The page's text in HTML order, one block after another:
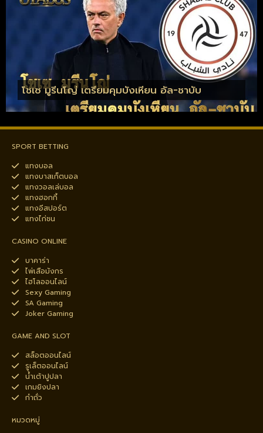
โชเซ มูรีนโญ่ เตรียมคุมบังเหียน อัล-ชาบับ
SPORT BETTING
แทงบอล
แทงบาสเก็ตบอล
แทงวอลเล่บอล
แทงฮอกกี้
แทงอีสปอร์ต
แทงไก่ชน
CASINO ONLINE
บาคาร่า
ไพ่เสือมังกร
ไฮโลออนไลน์
Sexy Gaming
SA Gaming
Joker Gaming
GAME AND SLOT
สล็อตออนไลน์
รูเล็ตออนไลน์
น้ำเต้าปูปลา
เกมยิงปลา
กำถั่ว
หมวดหมู่